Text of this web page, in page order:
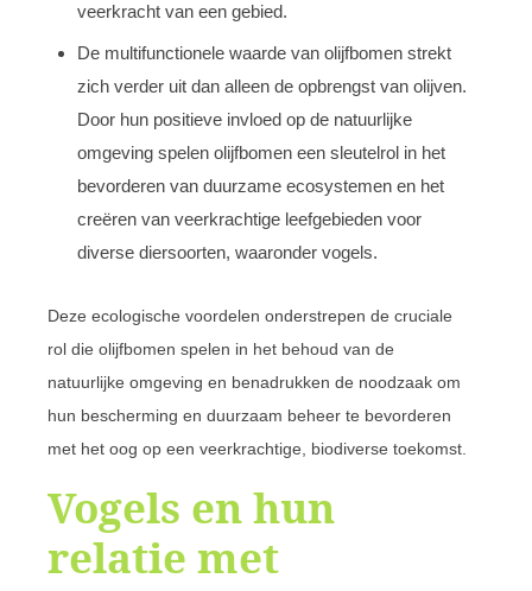
veerkracht van een gebied.
De multifunctionele waarde van olijfbomen strekt
zich verder uit dan alleen de opbrengst van olijven.
Door hun positieve invloed op de natuurlijke
omgeving spelen olijfbomen een sleutelrol in het
bevorderen van duurzame ecosystemen en het
creëren van veerkrachtige leefgebieden voor
diverse diersoorten, waaronder vogels.
Deze ecologische voordelen onderstrepen de cruciale
rol die olijfbomen spelen in het behoud van de
natuurlijke omgeving en benadrukken de noodzaak om
hun bescherming en duurzaam beheer te bevorderen
met het oog op een veerkrachtige, biodiverse toekomst.
Vogels en hun
relatie met